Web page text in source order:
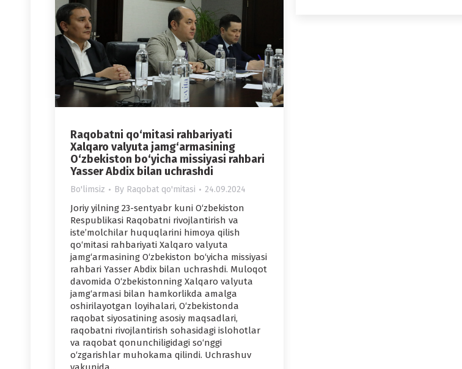
Raqobatni qo‘mitasi rahbariyati
Xalqaro valyuta jamg‘armasining
O‘zbekiston bo‘yicha missiyasi rahbari
Yasser Abdix bilan uchrashdi
Bo'limsiz By Raqobat qo'mitasi 24.09.2024
Joriy yilning 23-sentyabr kuni O‘zbekiston
Respublikasi Raqobatni rivojlantirish va
iste’molchilar huquqlarini himoya qilish
qo‘mitasi rahbariyati Xalqaro valyuta
jamg‘armasining O‘zbekiston bo‘yicha missiyasi
rahbari Yasser Abdix bilan uchrashdi. Muloqot
davomida O‘zbekistonning Xalqaro valyuta
jamg‘armasi bilan hamkorlikda amalga
oshirilayotgan loyihalari, O‘zbekistonda
raqobat siyosatining asosiy maqsadlari,
raqobatni rivojlantirish sohasidagi islohotlar
va raqobat qonunchiligidagi so‘nggi
o‘zgarishlar muhokama qilindi. Uchrashuv